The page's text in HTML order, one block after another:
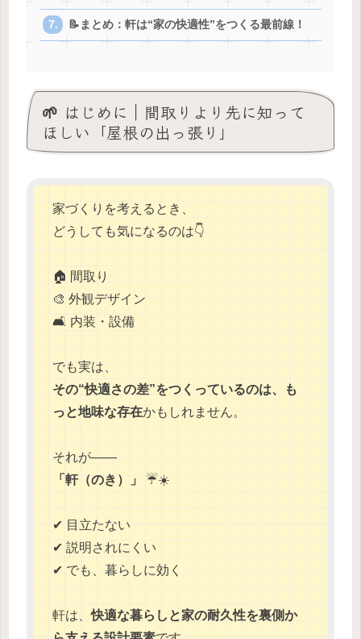
📝まとめ：軒は“家の快適性”をつくる最前線！
🌱 はじめに｜間取りより先に知って
ほしい「屋根の出っ張り」
家づくりを考えるとき、
どうしても気になるのは👇
🏠 間取り
🎨 外観デザイン
🛋 内装・設備
でも実は、
その“快適さの差”をつくっているのは、も
っと地味な存在かもしれません。
それが――
「軒（のき）」
☔☀️
✔ 目立たない
✔ 説明されにくい
✔ でも、暮らしに効く
軒は、快適な暮らしと家の耐久性を裏側か